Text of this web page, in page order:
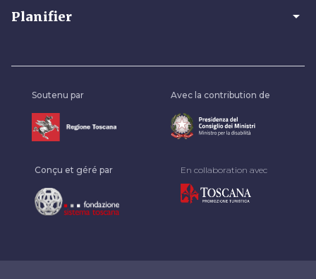
Planifier arrow_drop_down
Soutenu par Avec la contribution de
Conçu et géré par En collaboration avec